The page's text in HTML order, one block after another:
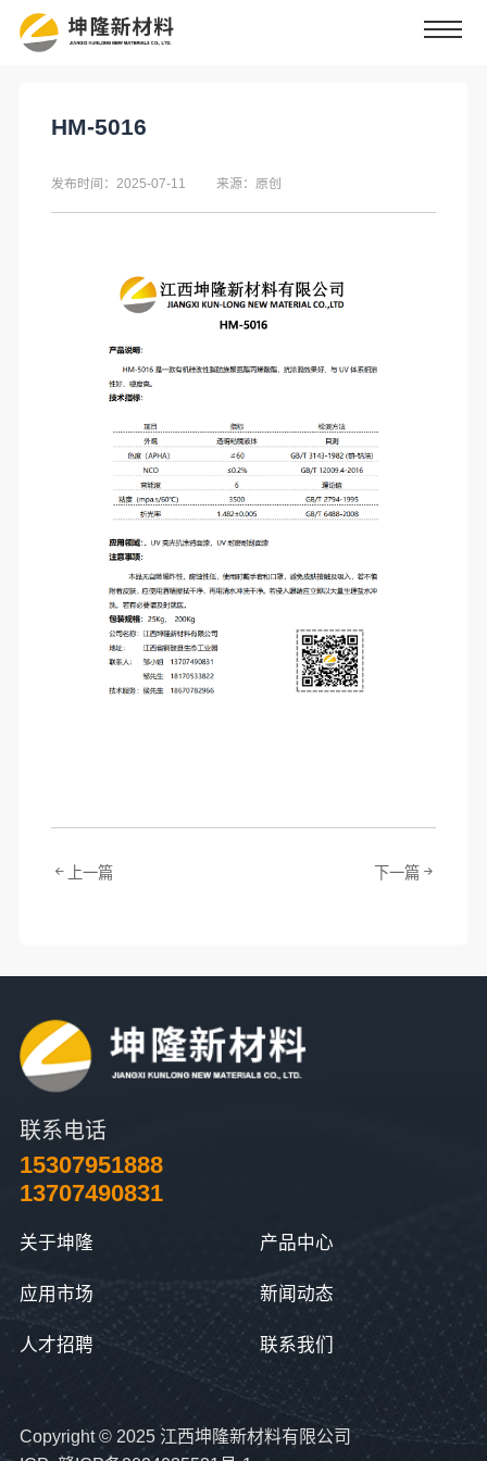
HM-5016
发布时间：2025-07-11 来源：原创
上一篇 下一篇
联系电话
15307951888
13707490831
关于坤隆 产品中心
应用市场 新闻动态
人才招聘 联系我们
Copyright © 2025 江西坤隆新材料有限公司